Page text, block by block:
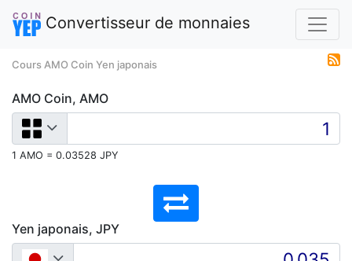
Convertisseur de monnaies
Cours AMO Coin Yen japonais
AMO Coin, AMO
1 AMO = 0.03528 JPY
Yen japonais, JPY